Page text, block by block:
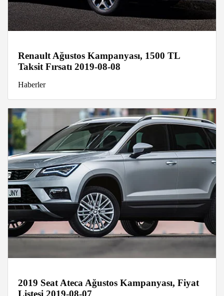
Renault Ağustos Kampanyası, 1500 TL
Taksit Fırsatı 2019-08-08
Haberler
2019 Seat Ateca Ağustos Kampanyası, Fiyat
Listesi 2019-08-07